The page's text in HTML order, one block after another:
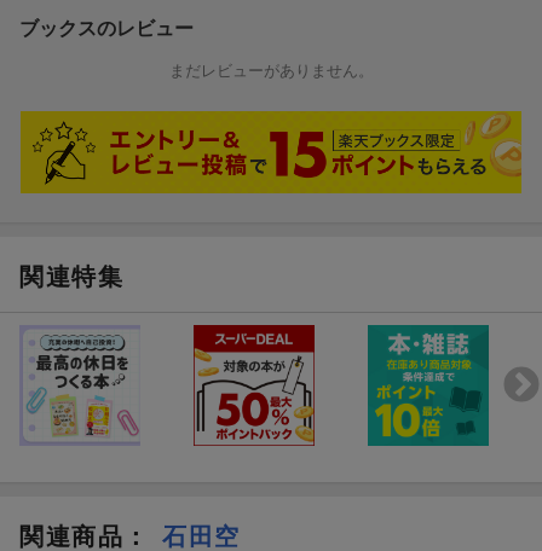
ブックスのレビュー
まだレビューがありません。
関連特集
関連商品 ： 石田空